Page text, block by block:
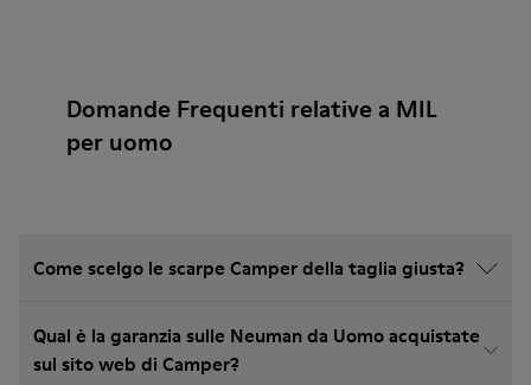
Domande Frequenti relative a MIL
per uomo
Come scelgo le scarpe Camper della taglia giusta?
Qual è la garanzia sulle Neuman da Uomo acquistate
sul sito web di Camper?